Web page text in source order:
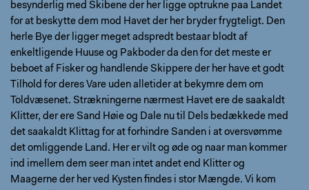
besynderlig med Skibene der her ligge optrukne paa Landet
for at beskytte dem mod Havet der her bryder frygteligt. Den
herle Bye der ligger meget adspredt bestaar blodt af
enkeltligende Huuse og Pakboder da den for det meste er
beboet af Fisker og handlende Skippere der her have et godt
Tilhold for deres Vare uden alletider at bekymre dem om
Toldvæsenet. Strækningerne nærmest Havet ere de saakaldt
Klitter, der ere Sand Høie og Dale nu til Dels bedækkede med
det saakaldt Klittag for at forhindre Sanden i at oversvømme
det omliggende Land. Her er vilt og øde og naar man kommer
ind imellem dem seer man intet andet end Klitter og
Maagerne der her ved Kysten findes i stor Mængde. Vi kom